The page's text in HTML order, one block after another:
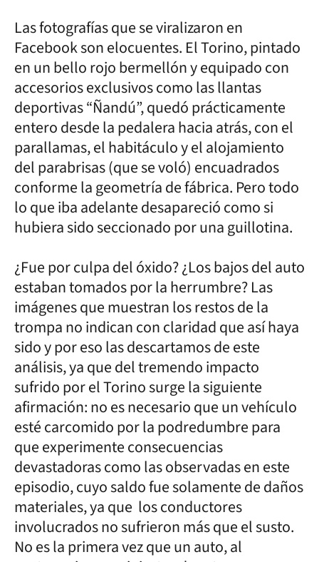
Las fotografías que se viralizaron en
Facebook son elocuentes. El Torino, pintado
en un bello rojo bermellón y equipado con
accesorios exclusivos como las llantas
deportivas “Ñandú”, quedó prácticamente
entero desde la pedalera hacia atrás, con el
parallamas, el habitáculo y el alojamiento
del parabrisas (que se voló) encuadrados
conforme la geometría de fábrica. Pero todo
lo que iba adelante desapareció como si
hubiera sido seccionado por una guillotina.
¿Fue por culpa del óxido? ¿Los bajos del auto
estaban tomados por la herrumbre? Las
imágenes que muestran los restos de la
trompa no indican con claridad que así haya
sido y por eso las descartamos de este
análisis, ya que del tremendo impacto
sufrido por el Torino surge la siguiente
afirmación: no es necesario que un vehículo
esté carcomido por la podredumbre para
que experimente consecuencias
devastadoras como las observadas en este
episodio, cuyo saldo fue solamente de daños
materiales, ya que los conductores
involucrados no sufrieron más que el susto.
No es la primera vez que un auto, al